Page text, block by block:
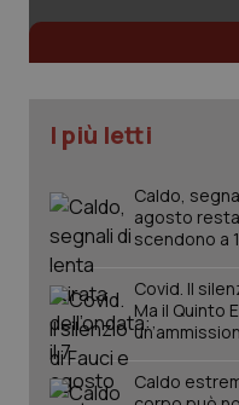
Quotidiano
Quotidiano
Rene &
I più letti
Caldo,
agosto
scendono a
Covid. Il
Ma il Quinto
Caldo
sito web
navigazione sulle
protette del sito. Il
funzionare